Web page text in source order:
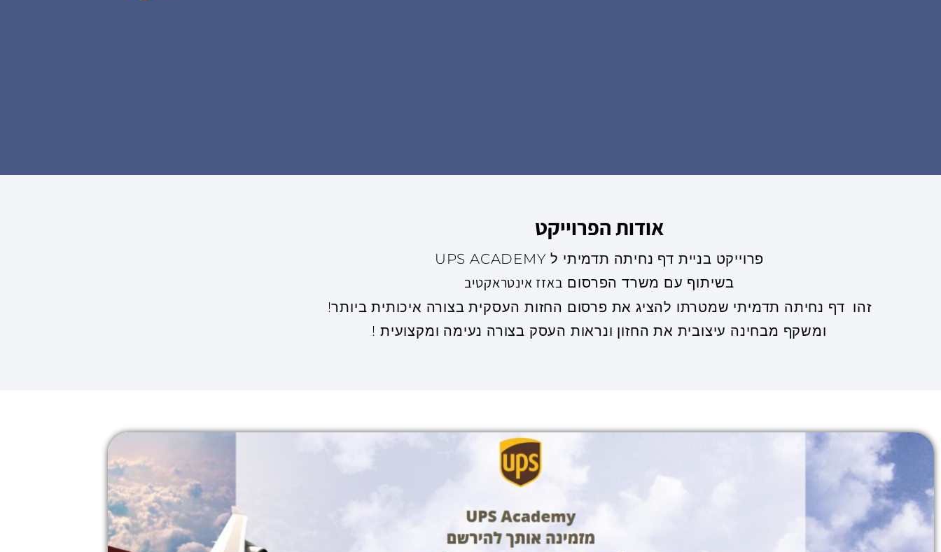
אודות הפרוייקט
פרוייקט בניית דף נחיתה תדמיתי ל UPS ACADEMY
בשיתוף עם משרד הפרסום באזז אינטראקטיב
זהו דף נחיתה תדמיתי שמטרתו להציג את פרסום החזות העסקית בצורה איכותית ביותר!
ומשקף מבחינה עיצובית את החזון ונראות העסק בצורה נעימה ומקצועית !